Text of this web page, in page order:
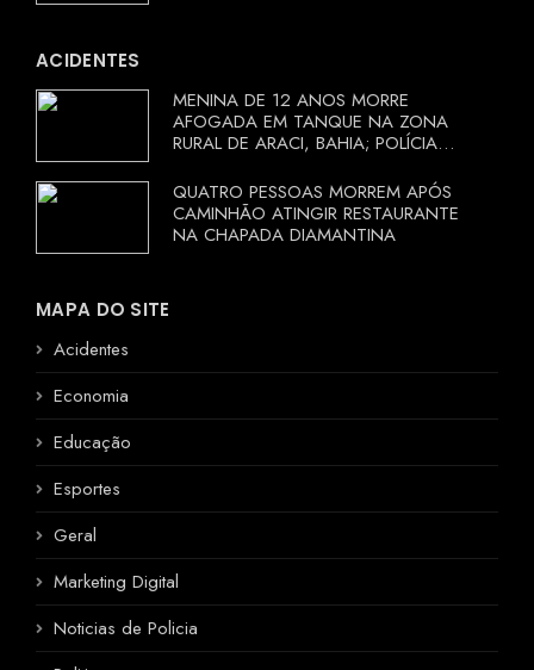
ACIDENTES
MENINA DE 12 ANOS MORRE
AFOGADA EM TANQUE NA ZONA
RURAL DE ARACI, BAHIA; POLÍCIA
QUATRO PESSOAS MORREM APÓS
CAMINHÃO ATINGIR RESTAURANTE
NA CHAPADA DIAMANTINA
MAPA DO SITE
Acidentes
Economia
Educação
Esportes
Geral
Marketing Digital
Noticias de Policia